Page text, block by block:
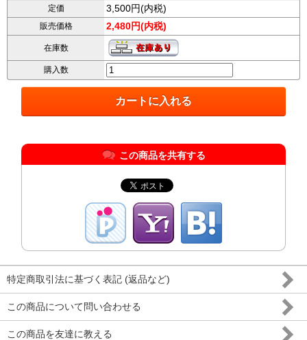
定価 3,500円(内税)
販売価格 2,480円(内税)
在庫数
購入数
この商品を共有する
特定商取引法に基づく表記 (返品など)
この商品について問い合わせる
この商品を友達に教える